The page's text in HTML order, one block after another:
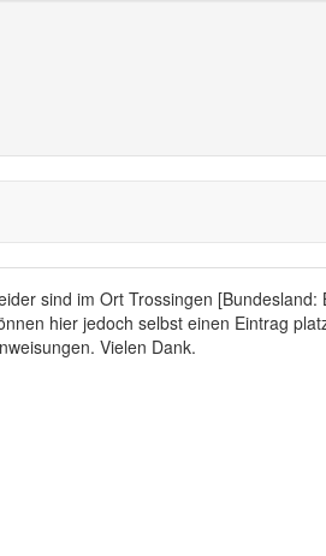
sind im Ort Trossingen
hier jedoch selbst einen Eintrag
Vielen Dank.